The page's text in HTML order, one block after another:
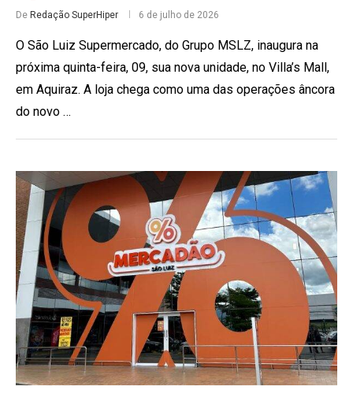
De Redação SuperHiper 6 de julho de 2026
O São Luiz Supermercado, do Grupo MSLZ, inaugura na
próxima quinta-feira, 09, sua nova unidade, no Villa’s Mall,
em Aquiraz. A loja chega como uma das operações âncora
do novo …